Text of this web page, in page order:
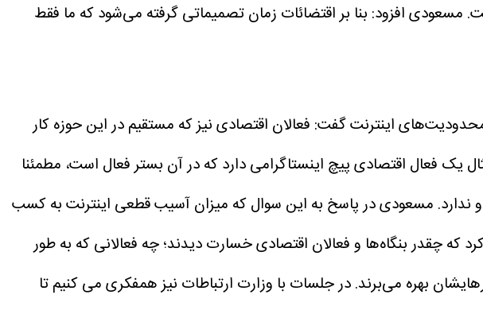
مسعودی افزود: بنا بر اقتضائات زمان تصمیماتی گرفته می‌شود که ما فقط
اینترنت گفت: فعالان اقتصادی نیز که مستقیم در این حوزه کار
فعال اقتصادی پیچ اینستاگرامی دارد که در آن بستر فعال است، مطمئنا
ندارد. مسعودی در پاسخ به این سوال که میزان آسیب قطعی اینترنت به کسب
که چقدر بنگاه‌ها و فعالان اقتصادی خسارت دیدند؛ چه فعالانی که به طور
بهره می‌برند. در جلسات با وزارت ارتباطات نیز همفکری می کنیم تا